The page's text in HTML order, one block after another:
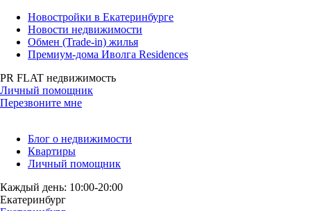
Новостройки в Екатеринбурге
Новости недвижимости
Обмен (Trade-in) жилья
Премиум-дома Иволга Residences
PR FLAT недвижимость
Личный помощник
Перезвоните мне
Блог о недвижимости
Квартиры
Личный помощник
Каждый день: 10:00-20:00
Екатеринбург